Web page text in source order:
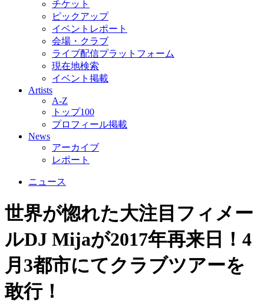
チケット
ピックアップ
イベントレポート
会場・クラブ
ライブ配信プラットフォーム
現在地検索
イベント掲載
Artists
A-Z
トップ100
プロフィール掲載
News
アーカイブ
レポート
ニュース
世界が惚れた大注目フィメー
ルDJ Mijaが2017年再来日！4
月3都市にてクラブツアーを
敢行！